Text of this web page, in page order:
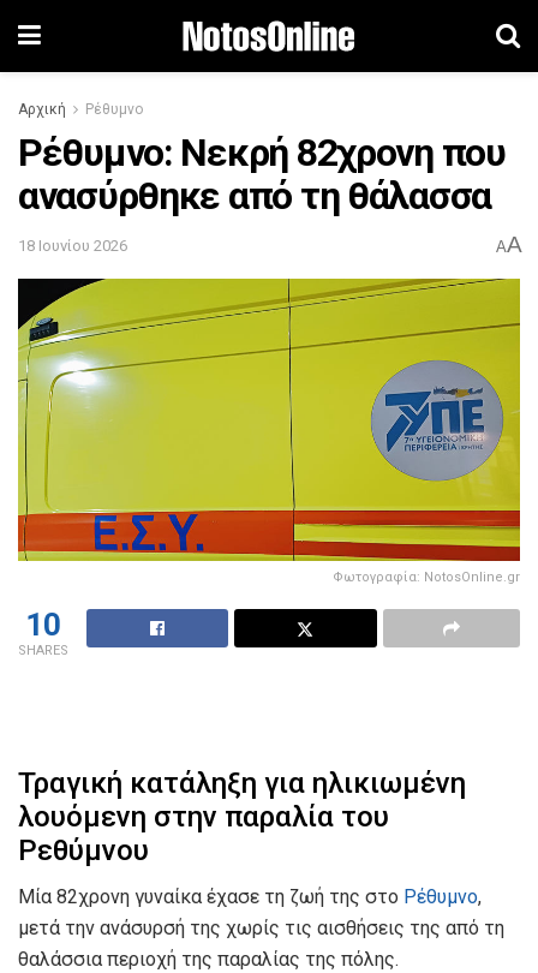
Αρχική Ρέθυμνο
Ρέθυμνο: Νεκρή 82χρονη που
ανασύρθηκε από τη θάλασσα
18 Ιουνίου 2026 AA
Φωτογραφία: NotosOnline.gr
10
SHARES
Τραγική κατάληξη για ηλικιωμένη
λουόμενη στην παραλία του
Ρεθύμνου
Μία 82χρονη γυναίκα έχασε τη ζωή της στο Ρέθυμνο,
μετά την ανάσυρσή της χωρίς τις αισθήσεις της από τη
θαλάσσια περιοχή της παραλίας της πόλης.